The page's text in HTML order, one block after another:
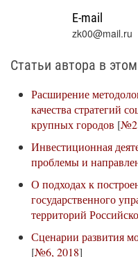
E-mail
zk00@mail.ru
Статьи автора в
Расширение
качества стратегий
крупных городов [
Инвестиционная
проблемы и
О подходах к
государственного
территорий
Сценарии развития
[№6, 2018]